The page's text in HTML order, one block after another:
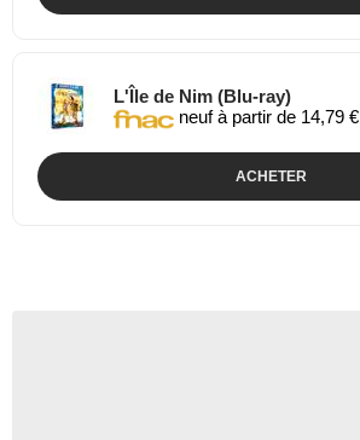
L'Île de Nim (Blu-ray)
neuf à partir de 14,79 €
ACHETER